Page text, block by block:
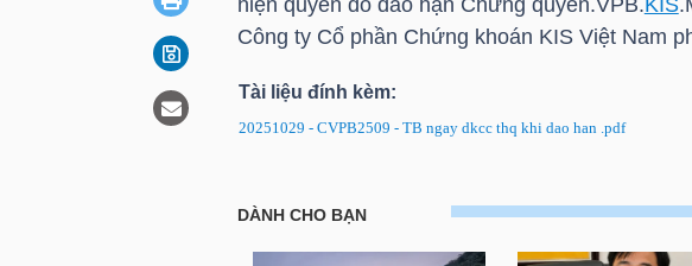
hiện quyền do đáo hạn Chứng quyền.VPB.KIS
Công ty Cổ phần Chứng khoán KISViệt Nam
Tài liệu đính kèm:
20251029 - CVPB2509 - TB ngay dkcc thq khi dao han .pdf
CVPB2509: Thông báo về ngày đăng ký cuối